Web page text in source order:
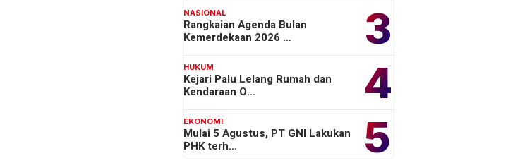
3
NASIONAL
Rangkaian Agenda Bulan
Kemerdekaan 2026 …
4
HUKUM
Kejari Palu Lelang Rumah dan
Kendaraan O…
5
EKONOMI
Mulai 5 Agustus, PT GNI Lakukan
PHK terh…